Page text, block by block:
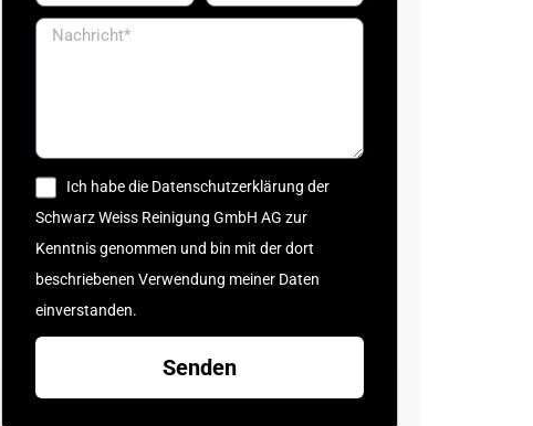
Ich habe die Datenschutzerklärung der
Schwarz Weiss Reinigung GmbH AG zur
Kenntnis genommen und bin mit der dort
beschriebenen Verwendung meiner Daten
einverstanden.
Senden